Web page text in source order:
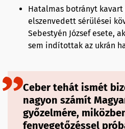
Hatalmas botrányt kavart
elszenvedett sérülései
Sebestyén József esete,
sem indítottak az ukrán
Ceber tehát ismét
nagyon számít
győzelmére,
fenyegetőzéssel